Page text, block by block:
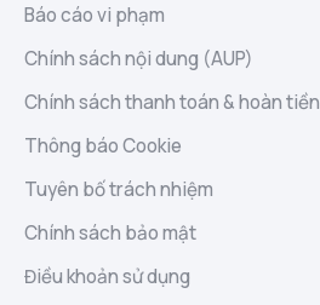
Báo cáo vi phạm
Chính sách nội dung (AUP)
Chính sách thanh toán & hoàn tiền
Thông báo Cookie
Tuyên bố trách nhiệm
Chính sách bảo mật
Điều khoản sử dụng